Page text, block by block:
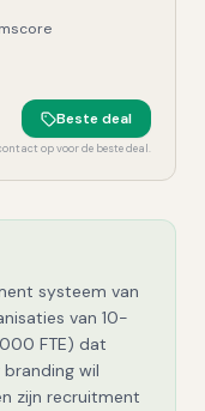
Beste deal
op voor de beste deal.
systeem van
van 10-
FTE) dat
wil
zijn recruitment